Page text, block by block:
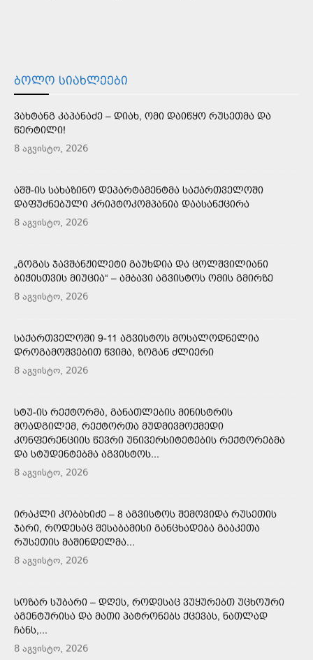
ᲑᲝᲚᲝ ᲡᲘᲐᲮᲚᲔᲔᲑᲘ
ᲕᲐᲮᲢᲐᲜᲒ ᲙᲐᲞᲐᲜᲐᲫᲔ – ᲓᲘᲐᲮ, ᲝᲛᲘ ᲓᲐᲘᲬᲧᲝ ᲠᲣᲡᲔᲗᲛᲐ ᲓᲐ
ᲬᲔᲠᲢᲘᲚᲘ!
8 აგვისტო, 2026
ᲐᲨᲨ-ᲘᲡ ᲡᲐᲮᲐᲖᲘᲜᲝ ᲓᲔᲞᲐᲠᲢᲐᲛᲔᲜᲢᲛᲐ ᲡᲐᲥᲐᲠᲗᲕᲔᲚᲝᲨᲘ
ᲓᲐᲤᲣᲫᲜᲔᲑᲣᲚᲘ ᲙᲠᲘᲞᲢᲝᲙᲝᲛᲞᲐᲜᲘᲐ ᲓᲐᲐᲡᲐᲜᲥᲪᲘᲠᲐ
8 აგვისტო, 2026
„ᲒᲝᲒᲐᲡ ᲯᲐᲕᲨᲐᲜᲟᲘᲚᲔᲢᲘ ᲒᲐᲣᲮᲓᲘᲐ ᲓᲐ ᲪᲝᲚᲨᲕᲘᲚᲘᲐᲜᲘ
ᲑᲘᲭᲘᲡᲗᲕᲘᲡ ᲛᲘᲣᲪᲘᲐ“ – ᲐᲛᲑᲐᲕᲘ ᲐᲒᲕᲘᲡᲢᲝᲡ ᲝᲛᲘᲡ ᲒᲛᲘᲠᲖᲔ
8 აგვისტო, 2026
ᲡᲐᲥᲐᲠᲗᲕᲔᲚᲝᲨᲘ 9-11 ᲐᲒᲕᲘᲡᲢᲝᲡ ᲛᲝᲡᲐᲚᲝᲓᲜᲔᲚᲘᲐ
ᲓᲠᲝᲒᲐᲛᲝᲨᲕᲔᲑᲘᲗ ᲬᲕᲘᲛᲐ, ᲖᲝᲒᲐᲜ ᲫᲚᲘᲔᲠᲘ
8 აგვისტო, 2026
ᲡᲢᲣ-ᲘᲡ ᲠᲔᲥᲢᲝᲠᲛᲐ, ᲒᲐᲜᲐᲗᲚᲔᲑᲘᲡ ᲛᲘᲜᲘᲡᲢᲠᲘᲡ
ᲛᲝᲐᲓᲒᲘᲚᲔᲛ, ᲠᲔᲥᲢᲝᲠᲗᲐ ᲛᲣᲓᲛᲘᲕᲛᲝᲥᲛᲔᲓᲘ
ᲙᲝᲜᲤᲔᲠᲔᲜᲪᲘᲘᲡ ᲬᲔᲕᲠᲘ ᲣᲜᲘᲕᲔᲠᲡᲘᲢᲔᲢᲔᲑᲘᲡ ᲠᲔᲥᲢᲝᲠᲔᲑᲛᲐ
ᲓᲐ ᲡᲢᲣᲓᲔᲜᲢᲔᲑᲛᲐ ᲐᲒᲕᲘᲡᲢᲝᲡ...
8 აგვისტო, 2026
ᲘᲠᲐᲙᲚᲘ ᲙᲝᲑᲐᲮᲘᲫᲔ – 8 ᲐᲒᲕᲘᲡᲢᲝᲡ ᲨᲔᲛᲝᲕᲘᲓᲐ ᲠᲣᲡᲔᲗᲘᲡ
ᲯᲐᲠᲘ, ᲠᲝᲓᲔᲡᲐᲪ ᲨᲔᲡᲐᲑᲐᲛᲘᲡᲘ ᲒᲐᲜᲪᲮᲐᲓᲔᲑᲐ ᲒᲐᲐᲙᲔᲗᲐ
ᲠᲣᲡᲔᲗᲘᲡ ᲛᲐᲨᲘᲜᲓᲔᲚᲛᲐ...
8 აგვისტო, 2026
ᲡᲝᲖᲐᲠ ᲡᲣᲑᲐᲠᲘ – ᲓᲦᲔᲡ, ᲠᲝᲓᲔᲡᲐᲪ ᲕᲣᲧᲣᲠᲔᲑᲗ ᲣᲪᲮᲝᲣᲠᲘ
ᲐᲒᲔᲜᲢᲣᲠᲘᲡᲐ ᲓᲐ ᲛᲐᲗᲘ ᲞᲐᲢᲠᲝᲜᲔᲑᲡ ᲥᲪᲔᲕᲐᲡ, ᲜᲐᲗᲚᲐᲓ
ᲩᲐᲜᲡ,...
8 აგვისტო, 2026